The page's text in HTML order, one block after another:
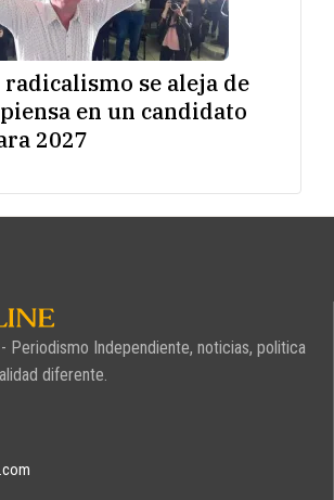
se aleja de
en un candidato
2027
Periodismo Independiente, noticias, politica
diferente.